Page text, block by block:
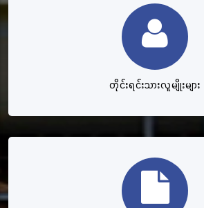
တိုင်းရင်းသားလူမျိုးများ